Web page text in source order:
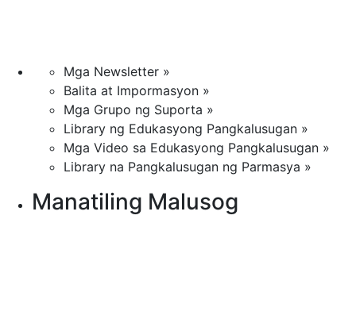
Mga Newsletter »
Balita at Impormasyon »
Mga Grupo ng Suporta »
Library ng Edukasyong Pangkalusugan »
Mga Video sa Edukasyong Pangkalusugan »
Library na Pangkalusugan ng Parmasya »
Manatiling Malusog